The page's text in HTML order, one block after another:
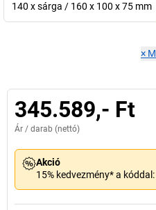
140 x sárga / 160 x 100 x 75 mm
×
345.589,- Ft
Ár / darab (nettó)
Akció
15% kedvezmény* a kóddal: